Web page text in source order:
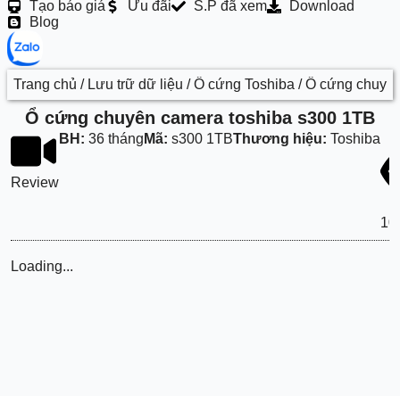
Tạo báo giá
Ưu đãi S.P đã xem
Download
Blog
Trang chủ / Lưu trữ dữ liệu /Ổ cứng Toshiba / Ổ cứng
Ổ cứng chuyên camera toshiba s300 1TB
Review
BH: 36 tháng Mã: s300 1TBThương hiệu: Toshiba
Loading...